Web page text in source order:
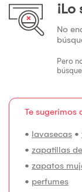
No
Pero
Te sugerimos
• lavasecas •
• zapatillas
• zapatos
• perfumes